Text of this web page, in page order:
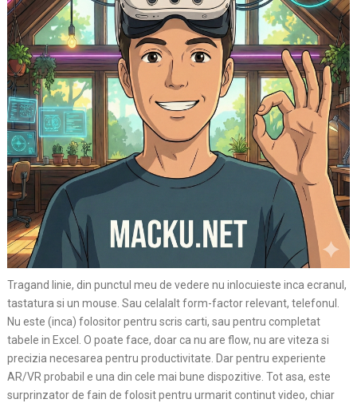
Tragand linie, din punctul meu de vedere nu inlocuieste inca ecranul,
tastatura si un mouse. Sau celalalt form-factor relevant, telefonul.
Nu este (inca) folositor pentru scris carti, sau pentru completat
tabele in Excel. O poate face, doar ca nu are flow, nu are viteza si
precizia necesarea pentru productivitate. Dar pentru experiente
AR/VR probabil e una din cele mai bune dispozitive. Tot asa, este
surprinzator de fain de folosit pentru urmarit continut video, chiar